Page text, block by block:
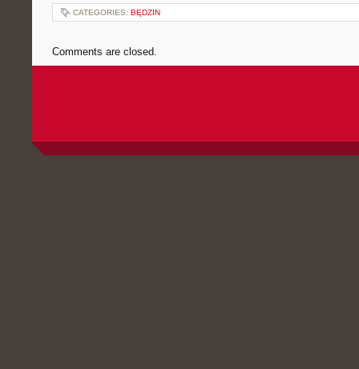
CATEGORIES: BĘDZIN
Comments are closed.